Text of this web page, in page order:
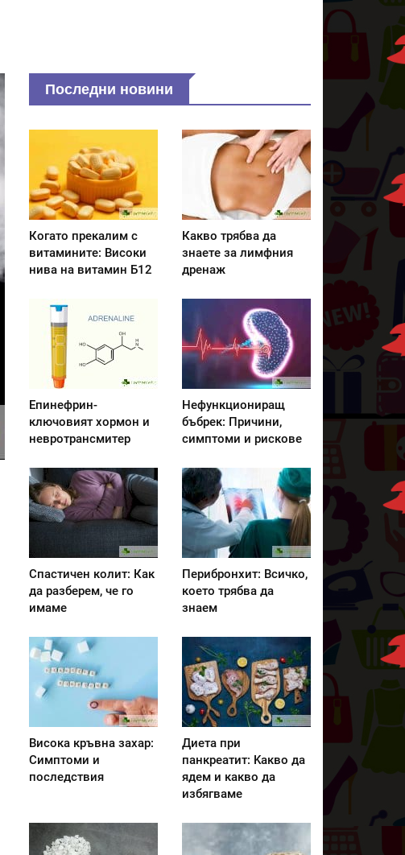
Последни новини
Когато прекалим с
витамините: Високи
нива на витамин Б12
Какво трябва да
знаете за лимфния
дренаж
Епинефрин-
ключовият хормон и
невротрансмитер
Нефункциониращ
бъбрек: Причини,
симптоми и рискове
Спастичен колит: Как
да разберем, че го
имаме
Перибронхит: Всичко,
което трябва да
знаем
Висока кръвна захар:
Симптоми и
последствия
Диета при
панкреатит: Kакво да
ядем и какво да
избягваме